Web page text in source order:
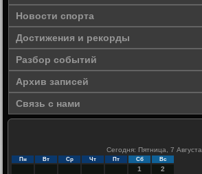
Новости спорта
Достижения и рекорды
Разбор событий
Архив записей
Связь с нами
Сегодня: Пятница, 7 Августа
Пн Вт Ср Чт Пт Сб Вс
1
2